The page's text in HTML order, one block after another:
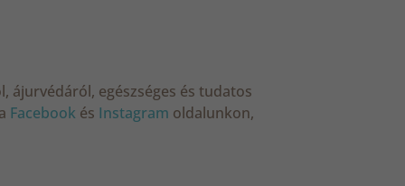
ájurvédáról, egészséges és tudatos
Facebook és Instagram oldalunkon,